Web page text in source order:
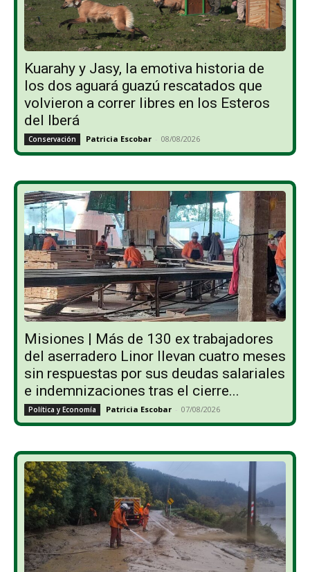
Kuarahy y Jasy, la emotiva historia de
los dos aguará guazú rescatados que
volvieron a correr libres en los Esteros
del Iberá
Conservación Patricia Escobar - 08/08/2026
Misiones | Más de 130 ex trabajadores
del aserradero Linor llevan cuatro meses
sin respuestas por sus deudas salariales
e indemnizaciones tras el cierre...
Política y Economía Patricia Escobar - 07/08/2026